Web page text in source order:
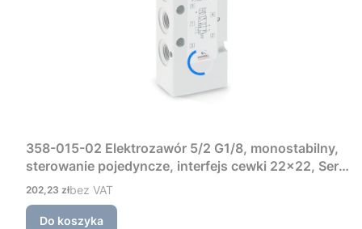
358-015-02 Elektrozawór 5/2 G1/8, monostabilny,
sterowanie pojedyncze, interfejs cewki 22×22, Seria
3 Camozzi
Cena
202,23 złbez VAT
Do koszyka